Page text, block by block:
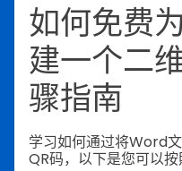
如何免费
建一个二
骤指南
学习如何通过将Word
QR码，以下是您可以按